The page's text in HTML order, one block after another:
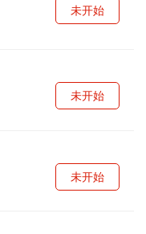
未开始
未开始
未开始